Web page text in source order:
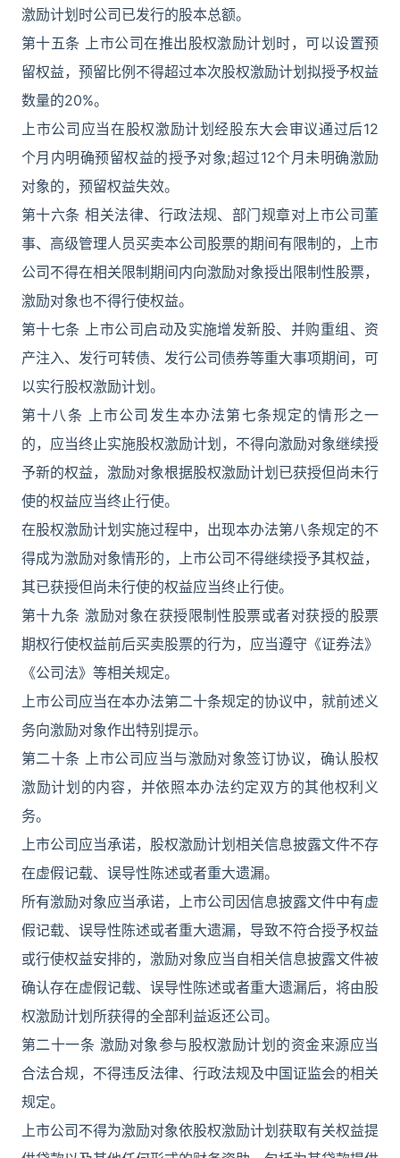
激励计划时公司已发行的股本总额。
第十五条 上市公司在推出股权激励计划时，可以设置预
留权益，预留比例不得超过本次股权激励计划拟授予权益
数量的20%。
上市公司应当在股权激励计划经股东大会审议通过后12
个月内明确预留权益的授予对象;超过12个月未明确激励
对象的，预留权益失效。
第十六条 相关法律、行政法规、部门规章对上市公司董
事、高级管理人员买卖本公司股票的期间有限制的，上市
公司不得在相关限制期间内向激励对象授出限制性股票，
激励对象也不得行使权益。
第十七条 上市公司启动及实施增发新股、并购重组、资
产注入、发行可转债、发行公司债券等重大事项期间，可
以实行股权激励计划。
第十八条 上市公司发生本办法第七条规定的情形之一
的，应当终止实施股权激励计划，不得向激励对象继续授
予新的权益，激励对象根据股权激励计划已获授但尚未行
使的权益应当终止行使。
在股权激励计划实施过程中，出现本办法第八条规定的不
得成为激励对象情形的，上市公司不得继续授予其权益，
其已获授但尚未行使的权益应当终止行使。
第十九条 激励对象在获授限制性股票或者对获授的股票
期权行使权益前后买卖股票的行为，应当遵守《证券法》
《公司法》等相关规定。
上市公司应当在本办法第二十条规定的协议中，就前述义
务向激励对象作出特别提示。
第二十条 上市公司应当与激励对象签订协议，确认股权
激励计划的内容，并依照本办法约定双方的其他权利义
务。
上市公司应当承诺，股权激励计划相关信息披露文件不存
在虚假记载、误导性陈述或者重大遗漏。
所有激励对象应当承诺，上市公司因信息披露文件中有虚
假记载、误导性陈述或者重大遗漏，导致不符合授予权益
或行使权益安排的，激励对象应当自相关信息披露文件被
确认存在虚假记载、误导性陈述或者重大遗漏后，将由股
权激励计划所获得的全部利益返还公司。
第二十一条 激励对象参与股权激励计划的资金来源应当
合法合规，不得违反法律、行政法规及中国证监会的相关
规定。
上市公司不得为激励对象依股权激励计划获取有关权益提